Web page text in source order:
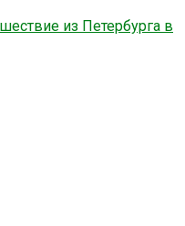
из Петербурга в